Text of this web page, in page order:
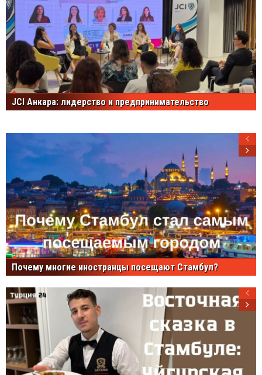
JCI Анкара: лидерство и предпринимательство
Почему многие иностранцы посещают Стамбул?